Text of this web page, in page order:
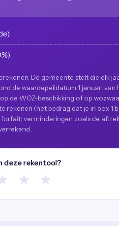
De gemeente stelt die elk
de waardepeildatum 1 januari van
de WOZ-beschikking of op
(het bedrag dat je in box 1
verminderingen zoals de
deze rekentool?